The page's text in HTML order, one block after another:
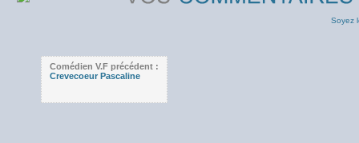
Soyez
Comédien V.F précédent :
Crevecoeur Pascaline